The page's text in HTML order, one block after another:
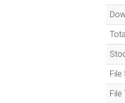
File
File